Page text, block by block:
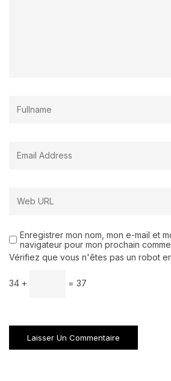
Enregistrer mon nom, mon e-mail et
navigateur pour mon prochain
Vérifiez que vous n'êtes pas un robot
34 + = 37